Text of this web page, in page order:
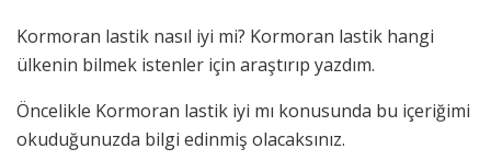
Kormoran lastik nasıl iyi mi? Kormoran lastik hangi
ülkenin bilmek istenler için araştırıp yazdım.
Öncelikle Kormoran lastik iyi mı konusunda bu içeriğimi
okuduğunuzda bilgi edinmiş olacaksınız.